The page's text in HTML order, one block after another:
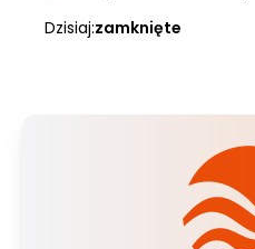
Dzisiaj:zamknięte